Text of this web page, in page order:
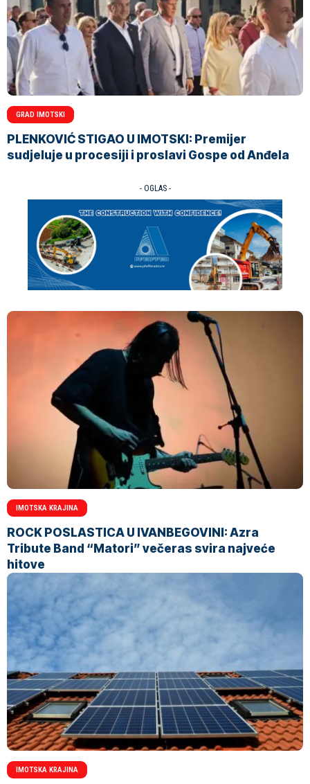
GRAD IMOTSKI
PLENKOVIĆ STIGAO U IMOTSKI: Premijer
sudjeluje u procesiji i proslavi Gospe od Anđela
- OGLAS -
IMOTSKA KRAJINA
ROCK POSLASTICA U IVANBEGOVINI: Azra
Tribute Band “Matori” večeras svira najveće
hitove
IMOTSKA KRAJINA